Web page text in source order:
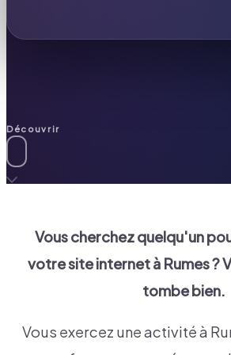
Découvrir
Vous cherchez quelqu'un
votre site internet à Rumes?
tombe bien.
Vous exercez une activité à